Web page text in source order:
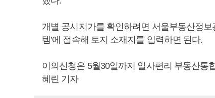
개별 공시지가를 확인하려면 서울부동산정
템’에 접속해 토지 소재지를 입력하면 된다.
이의신청은 5월30일까지 일사편리 부동산통
혜린 기자